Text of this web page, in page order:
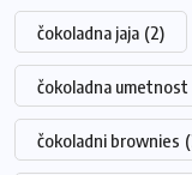
čokoladna jaja (2)
čokoladna umetnost
čokoladni brownies